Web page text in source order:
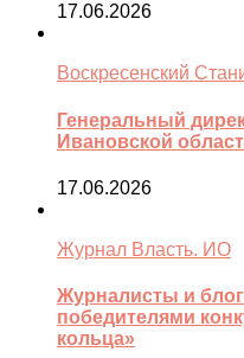
17.06.2026
Воскресенский
Генеральный
Ивановской
17.06.2026
Журнал Власть. ИО
Журналисты и
победителями
кольца»